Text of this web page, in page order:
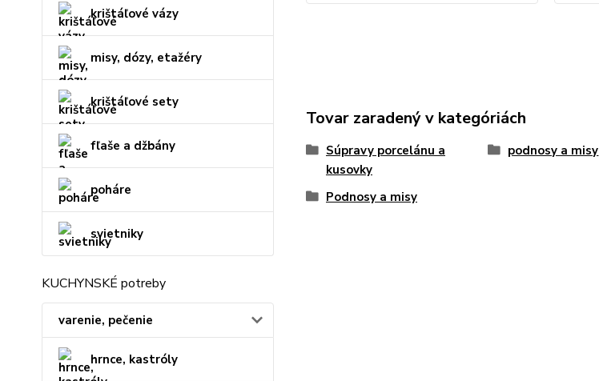
krištáľové vázy
misy, dózy, etažéry
krištáľové sety
fľaše a džbány
poháre
svietniky
KUCHYNSKÉ potreby
varenie, pečenie
hrnce, kastróly
Tovar zaradený v kategóriách
Súpravy porcelánu a
kusovky
podnosy a misy
Podnosy a misy